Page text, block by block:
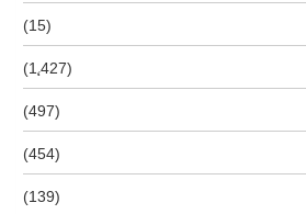
(15)
(1٬427)
(497)
(454)
(139)